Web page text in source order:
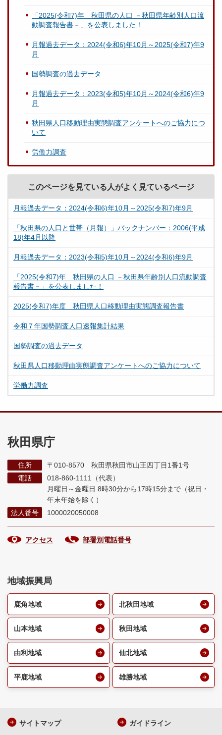
「2025(令和7)年 秋田県の人口 －秋田県年齢別人口流
動調査報告書－」を公表しました！
月報過去データ：2024(令和6)年10月～2025(令和7)年9
月
国勢調査の過去データ
月報過去データ：2023(令和5)年10月～2024(令和6)年9
月
秋田県人口移動理由実態調査アンケートへのご協力につ
いて
労働力調査
このページを見ている人がよく見ているページ
月報過去データ：2024(令和6)年10月～2025(令和7)年9月
「秋田県の人口と世帯（月報）」バックナンバー：2006(平成
18)年4月以降
月報過去データ：2023(令和5)年10月～2024(令和6)年9月
「2025(令和7)年 秋田県の人口 －秋田県年齢別人口流動調査
報告書－」を公表しました！
2025(令和7)年度 秋田県人口移動理由実態調査報告書
令和７年国勢調査人口速報集計結果
国勢調査の過去データ
秋田県人口移動理由実態調査アンケートへのご協力について
労働力調査
秋田県庁
住所
〒010-8570 秋田県秋田市山王四丁目1番1号
電話
018-860-1111（代表）
月曜日～金曜日 8時30分から17時15分まで （祝日・
年末年始を除く）
法人番号
1000020050008
アクセス 部署別電話番号
地域振興局
鹿角地域 北秋田地域
山本地域 秋田地域
由利地域 仙北地域
平鹿地域 雄勝地域
サイトマップ ガイドライン